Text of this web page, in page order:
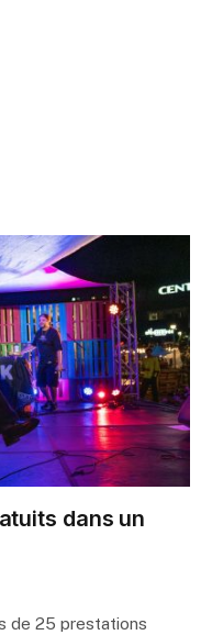
dans un
de 25 prestations